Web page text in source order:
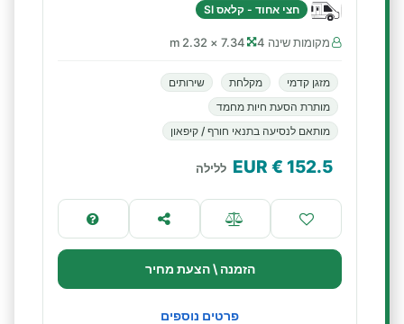
חצי אחוד - קלאס SI
מקומות שינה 4 7.34 × 2.32 m
מזגן קדמי מקלחת
שירותים
מותרת הסעת חיות מחמד
מותאם לנסיעה בתנאי חורף / קיפאון
152.5
€ EUR ללילה
הזמנה \ הצעת מחיר
פרטים נוספים